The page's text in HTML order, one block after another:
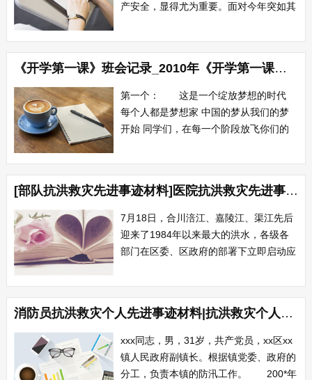
产安全，显得尤为重要。面对今年突如其
各项抗洪排涝措施，组织全镇党员干部、
人民群众迅速投入到抗洪救灾的洪流中，
经过大家的共同努力，截止5日上午，内
河水位降至1 9米，其中丰南圩已降至1 7
米，...
《开学第一课》班会记录_2010年《开学第一课》班会小结
第一个： 这是一个绽放梦想的时代
每个人都是梦想家 中国的梦从我们的梦
开始 同学们，在每一个阶段放飞你们的
生。 第二个： 坚持自我的过程，
是一个不断超越自我，实现自我的过程。
抬头看着你的梦想，脚踏实地的努力，每
天都离成功更进一步。 第三个：
在实现梦想的...
[部队抗洪救灾先进事迹材料]医院抗洪救灾先进事迹材料
7月18日，合川涪江、嘉陵江、渠江先后
迎来了1984年以来最大的洪水，各级各
部门在区委、区政府的部署下立即启动应
全体干部职工齐心协力战胜困难，取得了
抗洪救灾阶段性的胜利，涌现出了一大批
先进的人物与事迹。 18日当晚，人民
医院领导紧急召开会议部署抗洪抢险工
作，...
消防员抗洪救灾个人先进事迹材料|抗洪救灾个人先进事迹材料范文
xxx同志，男，31岁，共产党员，xx区xx
镇人民政府副镇长。根据镇党委、政府的
分工，负责本镇的防汛工作。 200*年